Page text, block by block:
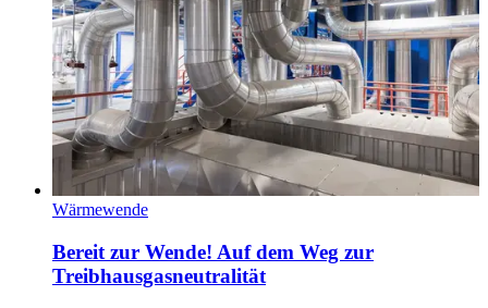
Wärmewende
Bereit zur Wende! Auf dem Weg zur
Treibhausgasneutralität